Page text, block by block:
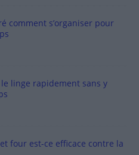
comment s’organiser pour
linge rapidement sans y
four est-ce efficace contre la